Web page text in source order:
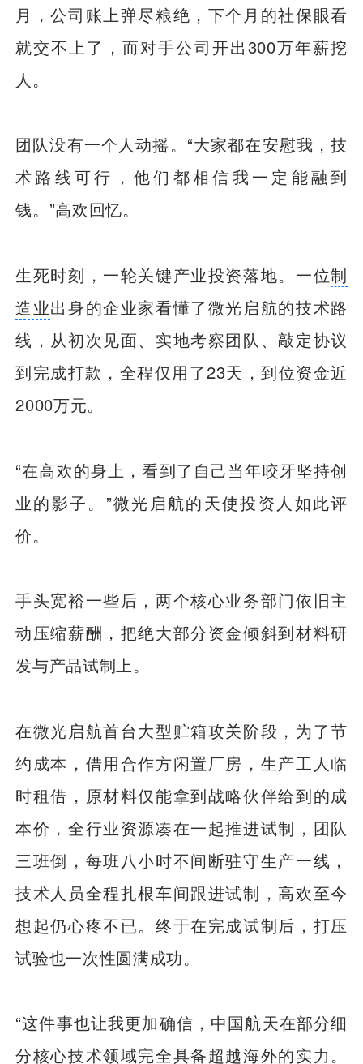
月，公司账上弹尽粮绝，下个月的社保眼看
就交不上了，而对手公司开出300万年薪挖
人。
团队没有一个人动摇。“大家都在安慰我，技
术路线可行，他们都相信我一定能融到
钱。”高欢回忆。
生死时刻，一轮关键产业投资落地。一位制
造业出身的企业家看懂了微光启航的技术路
线，从初次见面、实地考察团队、敲定协议
到完成打款，全程仅用了23天，到位资金近
2000万元。
“在高欢的身上，看到了自己当年咬牙坚持创
业的影子。”微光启航的天使投资人如此评
价。
手头宽裕一些后，两个核心业务部门依旧主
动压缩薪酬，把绝大部分资金倾斜到材料研
发与产品试制上。
在微光启航首台大型贮箱攻关阶段，为了节
约成本，借用合作方闲置厂房，生产工人临
时租借，原材料仅能拿到战略伙伴给到的成
本价，全行业资源凑在一起推进试制，团队
三班倒，每班八小时不间断驻守生产一线，
技术人员全程扎根车间跟进试制，高欢至今
想起仍心疼不已。终于在完成试制后，打压
试验也一次性圆满成功。
“这件事也让我更加确信，中国航天在部分细
分核心技术领域完全具备超越海外的实力。